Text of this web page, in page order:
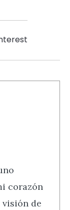
corazón
de